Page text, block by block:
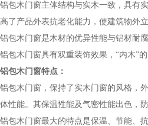
铝包木门窗主体结构与实木一致，具有
高了产品外表抗老化能力，使建筑物外
铝包木门窗是木材的优异性能与铝材耐
铝包木门窗具有双重装饰效果，“内木”
铝包木门窗特点：
铝包木门窗，保持了实木门窗的风格，
体性能。其保温性能及气密性能出色，防
铝包木门窗最大的特点是保温、节能、